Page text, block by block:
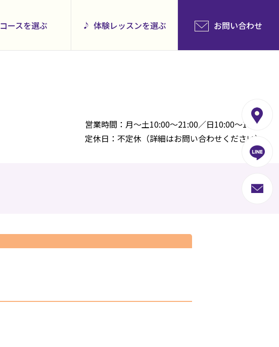
コースを選ぶ 体験レッスンを選ぶ お問い合わせ
営業時間：月～土10:00～21:00／日10:00～18:00
定休日：不定休（詳細はお問い合わせください）